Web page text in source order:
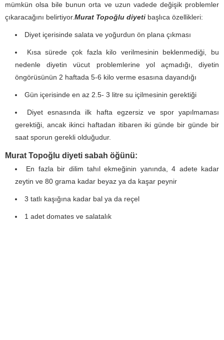
mümkün olsa bile bunun orta ve uzun vadede değişik problemler
çıkaracağını belirtiyor.Murat Topoğlu diyeti başlıca özellikleri:
Diyet içerisinde salata ve yoğurdun ön plana çıkması
Kısa sürede çok fazla kilo verilmesinin beklenmediği, bu
nedenle diyetin vücut problemlerine yol açmadığı, diyetin
öngörüsünün 2 haftada 5-6 kilo verme esasına dayandığı
Gün içerisinde en az 2.5- 3 litre su içilmesinin gerektiği
Diyet esnasında ilk hafta egzersiz ve spor yapılmaması
gerektiği, ancak ikinci haftadan itibaren iki günde bir günde bir
saat sporun gerekli olduğudur.
Murat Topoğlu diyeti sabah öğünü:
En fazla bir dilim tahıl ekmeğinin yanında, 4 adete kadar
zeytin ve 80 grama kadar beyaz ya da kaşar peynir
3 tatlı kaşığına kadar bal ya da reçel
1 adet domates ve salatalık